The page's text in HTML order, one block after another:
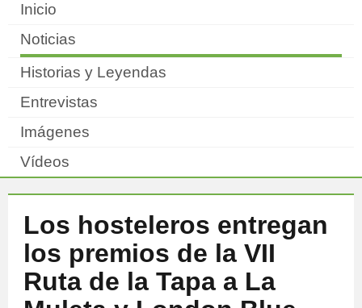
Inicio
Noticias
Historias y Leyendas
Entrevistas
Imágenes
Vídeos
Los hosteleros entregan
los premios de la VII
Ruta de la Tapa a La